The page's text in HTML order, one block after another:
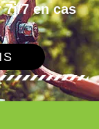
7j/7 en cas